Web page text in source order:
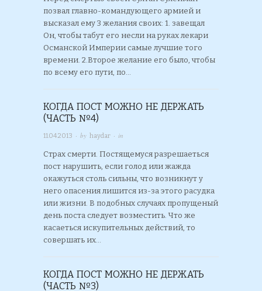
позвал главно-командующего армией и
высказал ему 3 желания своих: 1. завещал
Он, чтобы табут его несли на руках лекари
Османской Империи самые лучшие того
времени. 2.Второе желание его было, чтобы
по всему его пути, по…
КОГДА ПОСТ МОЖНО НЕ ДЕРЖАТЬ
(ЧАСТЬ №4)
11.04.2013 · by haydar · in
Страх смерти. Постящемуся разрешаеться
пост нарушить, если голод или жажда
окажуться столь сильны, что возникнут у
него опасения лишится из-за этого расудка
или жизни. В подобных случаях пропущеный
день поста следует возместить. Что же
касаеться искупительных действий, то
совершать их…
КОГДА ПОСТ МОЖНО НЕ ДЕРЖАТЬ
(ЧАСТЬ №3)